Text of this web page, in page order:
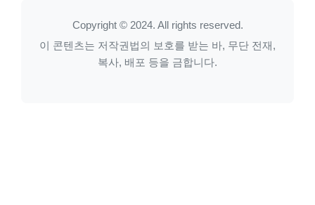
Copyright © 2024. All rights reserved.
이 콘텐츠는 저작권법의 보호를 받는 바, 무단 전재,
복사, 배포 등을 금합니다.